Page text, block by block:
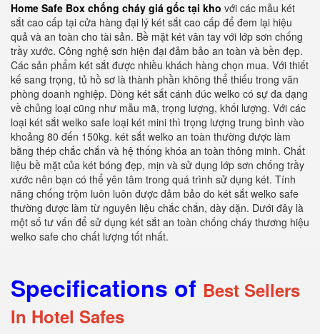
Home Safe Box chống cháy giá gốc tại kho với các mẫu két
sắt cao cấp tại cửa hàng đại lý két sắt cao cấp để đem lại hiệu
quả và an toàn cho tài sản. Bề mặt két vân tay với lớp sơn chống
trầy xước. Công nghệ sơn hiện đại đảm bảo an toàn và bền đẹp.
Các sản phẩm két sắt được nhiều khách hàng chọn mua. Với thiết
kế sang trọng, tủ hồ sơ là thành phần không thể thiếu trong văn
phòng doanh nghiệp. Dòng két sắt cánh đúc welko có sự đa dạng
về chủng loại cũng như mẫu mã, trọng lượng, khối lượng. Với các
loại két sắt welko safe loại két mini thì trọng lượng trung bình vào
khoảng 80 đến 150kg. két sắt welko an toàn thường được làm
bằng thép chắc chắn và hệ thống khóa an toàn thông minh. Chất
liệu bề mặt của két bóng đẹp, mịn và sử dụng lớp sơn chống trầy
xước nên bạn có thể yên tâm trong quá trình sử dụng két. Tính
năng chống trộm luôn luôn được đảm bảo do két sắt welko safe
thường được làm từ nguyên liệu chắc chắn, dày dặn. Dưới đây là
một số tư vấn để sử dụng két sắt an toàn chống cháy thương hiệu
welko safe cho chất lượng tốt nhất.
Specifications of Best Sellers
In Hotel Safes